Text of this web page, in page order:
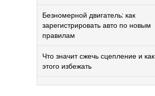
Безномерной двигатель: как
зарегистрировать авто по новым
правилам
Что значит сжечь сцепление и как
этого избежать